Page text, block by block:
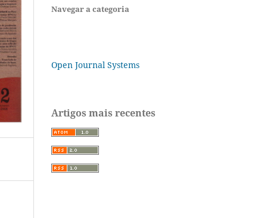
Navegar a categoria
Open Journal Systems
Artigos mais recentes